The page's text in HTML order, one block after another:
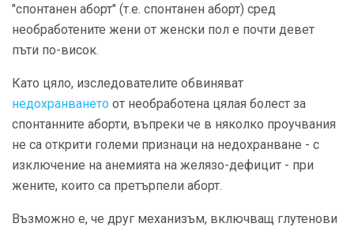
"спонтанен аборт" (т.е. спонтанен аборт) сред
необработените жени от женски пол е почти девет
пъти по-висок.
Като цяло, изследователите обвиняват
недохранването от необработена цялая болест за
спонтанните аборти, въпреки че в няколко проучвания
не са открити големи признаци на недохранване - с
изключение на анемията на желязо-дефицит - при
жените, които са претърпели аборт.
Възможно е, че друг механизъм, включващ глутенови